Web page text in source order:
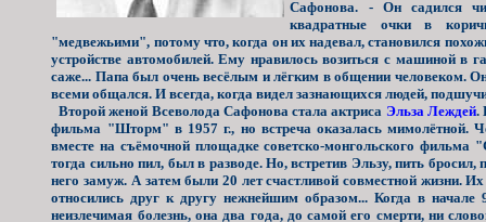
Сафонова. - Он садился
квадратные очки в
"медвежьими", потому что, когда он их надевал, становился
устройстве автомобилей. Ему нравилось возиться с машиной в
саже... Папа был очень весёлым и лёгким в общении человеком.
всеми общался. И всегда, когда видел зазнающихся людей,
Второй женой Всеволода Сафонова стала актриса Эльза Леждей.
фильма "Шторм" в 1957 г., но встреча оказалась мимолётной.
вместе на съёмочной площадке советско-монгольского
тогда сильно пил, был в разводе. Но, встретив Эльзу, пить
него замуж. А затем были 20 лет счастливой совместной жизни.
относились друг к другу нежнейшим образом... Когда в
неизлечимая болезнь, она два года, до самой его смерти, ни